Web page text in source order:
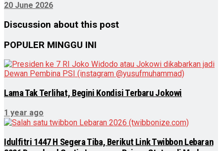
20 June 2026
Discussion about this post
POPULER MINGGU INI
Lama Tak Terlihat, Begini Kondisi Terbaru Jokowi
1 year ago
Idulfitri 1447 H Segera Tiba, Berikut Link Twibbon Lebaran